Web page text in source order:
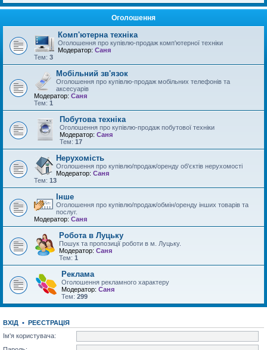
Оголошення
Комп'ютерна техніка
Оголошення про купівлю-продаж комп'ютерної техніки
Модератор: Саня
Тем: 3
Мобільний зв'язок
Оголошення про купівлю-продаж мобільних телефонів та
аксесуарів
Модератор: Саня
Тем: 1
Побутова техніка
Оголошення про купівлю-продаж побутової техніки
Модератор: Саня
Тем: 17
Нерухомість
Оголошення про купівлю/продаж/оренду об'єктів нерухомості
Модератор: Саня
Тем: 13
Інше
Оголошення про купівлю/продаж/обмін/оренду інших товарів та
послуг.
Модератор: Саня
Робота в Луцьку
Пошук та пропозиції роботи в м. Луцьку.
Модератор: Саня
Тем: 1
Реклама
Оголошення рекламного характеру
Модератор: Саня
Тем: 299
ВХІД • РЕЄСТРАЦІЯ
Ім'я користувача: